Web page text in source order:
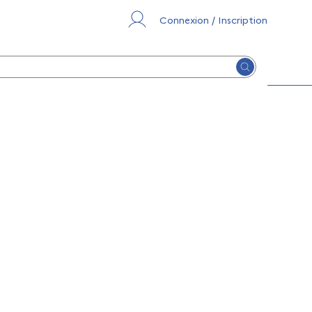
Connexion / Inscription
Lancer la